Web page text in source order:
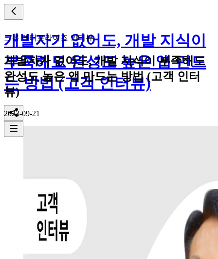
개발자가 없어도, 개발 지식이
부족해도 완성도 높은 앱 만드
는 방법 (고객 인터뷰)
크몽 엔터프라이즈 인터뷰
개발자가 없어도, 개발 지식이 부족해도
완성도 높은 앱 만드는 방법 (고객 인터
뷰)
2023-09-21